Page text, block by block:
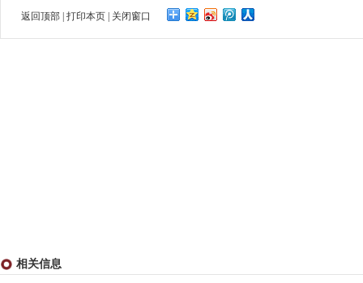
返回顶部 打印本页 关闭窗口
相关信息